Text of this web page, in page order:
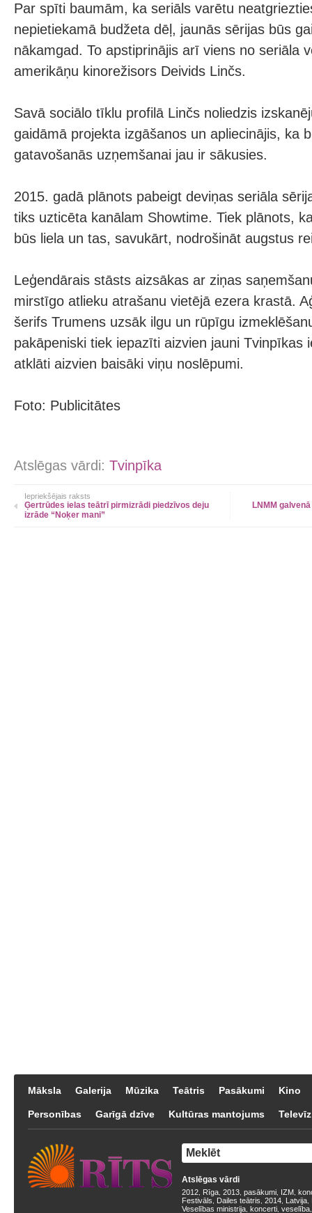
Par spīti baumām, ka seriāls varētu
nepietiekamā budžeta dēļ, jaunās sērijas būs
nākamgad. To apstiprinājis arī viens no seriāla
amerikāņu kinorežisors Deivids Linčs.
Savā sociālo tīklu profilā Linčs noliedzis
gaidāmā projekta izgāšanos un apliecinājis, ka
gatavošanās uzņemšanai jau ir sākusies.
2015. gadā plānots pabeigt deviņas seriāla
tiks uzticēta kanālam Showtime. Tiek plānots,
būs liela un tas, savukārt, nodrošināt augstus
Leģendārais stāsts aizsākas ar ziņas
mirstīgo atlieku atrašanu vietējā ezera krastā.
šerifs Trumens uzsāk ilgu un rūpīgu
pakāpeniski tiek iepazīti aizvien jauni Tvinpīkas
atklāti aizvien baisāki viņu noslēpumi.
Foto: Publicitātes
Atslēgas vārdi: Tvinpīka
Iepriekšējais raksts
Ģertrūdes ielas teātrī pirmizrādi piedzīvos deju
izrāde “Noķer mani”
LNMM
Māksla Galerija Mūzika Teātris Pasākumi Kino
Personības Garīgā dzīve Kultūras mantojums
Atslēgas vārdi
2012 Rīga 2013 pasākumi IZM
Festivāls
Dailes teātris 2014 Latvija
Veselības ministrija koncerti veselība